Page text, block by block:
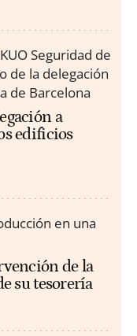
a
edificios
de la
su tesorería